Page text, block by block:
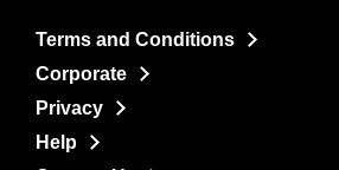
Terms and Conditions
Corporate
Privacy
Help